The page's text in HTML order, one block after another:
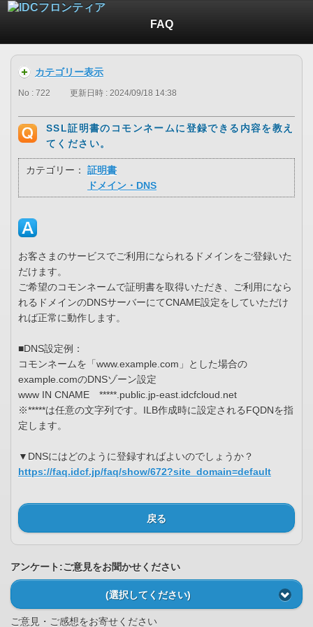
FAQ
カテゴリー表示
No : 722 更新日時 : 2024/09/18 14:38
SSL証明書のコモンネームに登録できる内容を教え
てください。
カテゴリー：
証明書
ドメイン・DNS
お客さまのサービスでご利用になられるドメインをご登録いた
だけます。
ご希望のコモンネームで証明書を取得いただき、ご利用になら
れるドメインのDNSサーバーにてCNAME設定をしていただけ
れば正常に動作します。
■DNS設定例：
コモンネームを「www.example.com」とした場合の
example.comのDNSゾーン設定
www IN CNAME *****.public.jp-east.idcfcloud.net
※*****は任意の文字列です。ILB作成時に設定されるFQDNを指
定します。
▼DNSにはどのように登録すればよいのでしょうか？
https://faq.idcf.jp/faq/show/672?site_domain=default
戻る
アンケート:ご意見をお聞かせください
(選択してください)
ご意見・ご感想をお寄せください